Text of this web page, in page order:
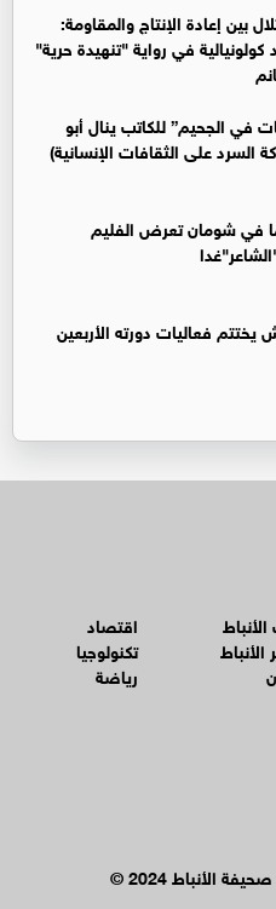
بين إعادة الإنتاج والمقاومة:
كولونيالية في رواية "تنهيدة حرية"
في الجحيم” للكاتب ينال أبو
على الثقافات الإنسانية)
في شومان تعرض الفليم
فعاليات دورته الأربعين
الأنباط
اقتصاد
تكنولوجيا
رياضة
الأنباط 2024